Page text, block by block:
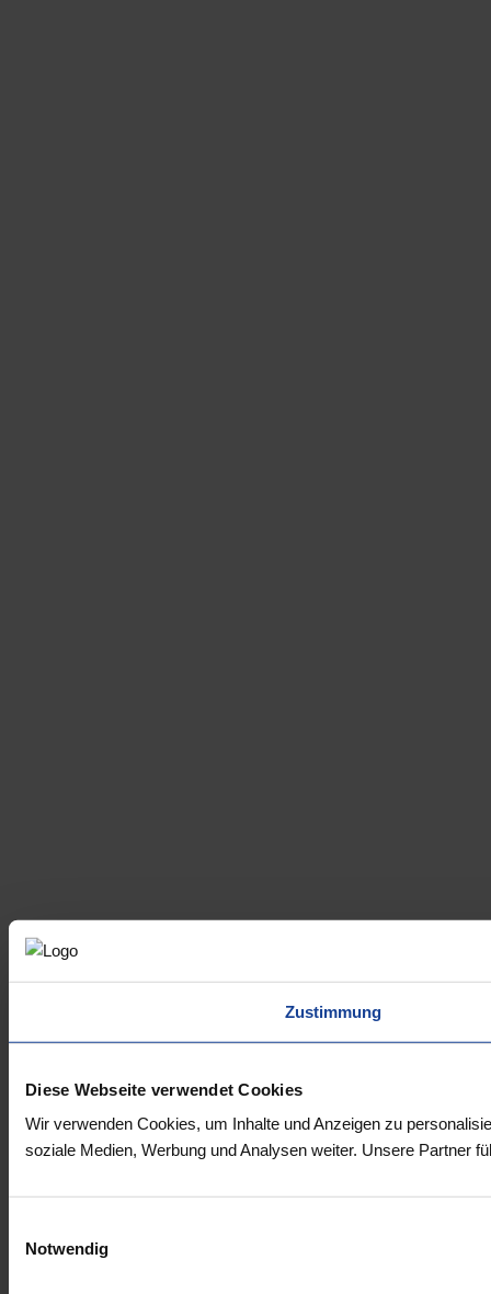
Zustimmung
Diese Webseite verwendet Cookies
Wir verwenden Cookies, um Inhalte und Anzeigen zu
soziale Medien, Werbung und Analysen weiter. Unsere Partner
Notwendig